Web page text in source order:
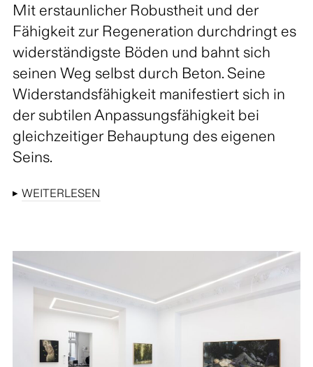
Mit erstaunlicher Robustheit und der
Fähigkeit zur Regeneration durchdringt es
widerständigste Böden und bahnt sich
seinen Weg selbst durch Beton. Seine
Widerstandsfähigkeit manifestiert sich in
der subtilen Anpassungsfähigkeit bei
gleichzeitiger Behauptung des eigenen
Seins.
▸ WEITERLESEN